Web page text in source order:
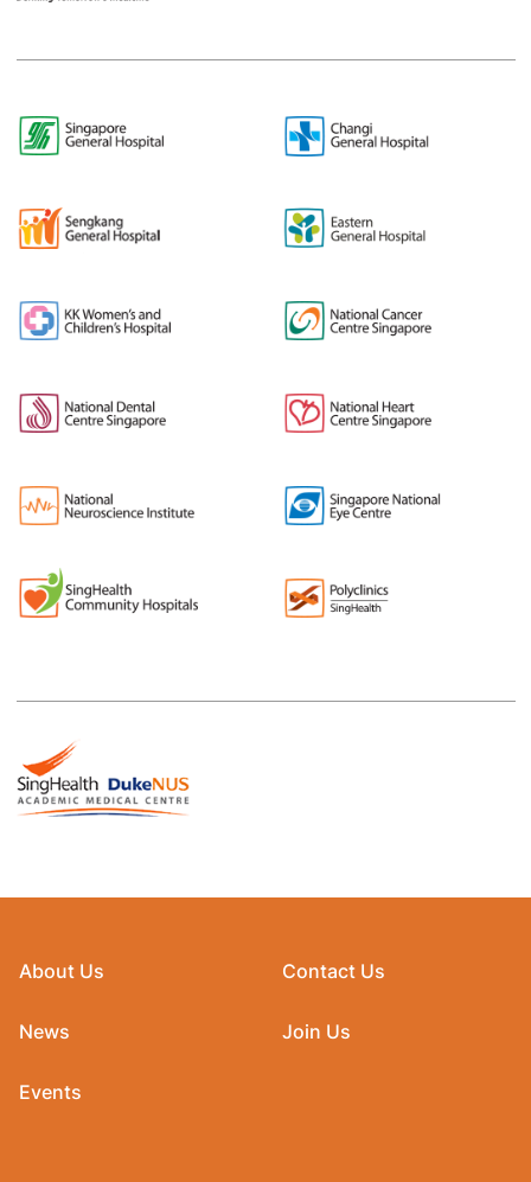
About Us
News
Events
Contact Us
Join Us